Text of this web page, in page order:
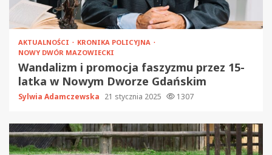
AKTUALNOŚCI
KRONIKA POLICYJNA
NOWY DWÓR MAZOWIECKI
Wandalizm i promocja faszyzmu przez 15-
latka w Nowym Dworze Gdańskim
Sylwia Adamczewska 21 stycznia 2025 1307